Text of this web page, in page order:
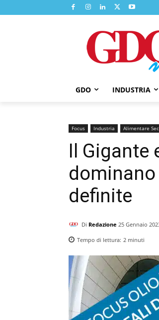
GDO INDUSTRIA
Focus Industria Alimentare
Il Gigante
definite
Di Redazione 25 Gennaio
Tempo di lettura: 2 minuti